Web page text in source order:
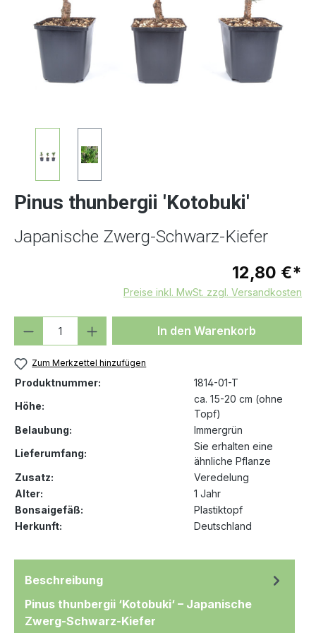
Pinus thunbergii 'Kotobuki'
Japanische Zwerg-Schwarz-Kiefer
12,80 €*
Preise inkl. MwSt. zzgl. Versandkosten
Produkt Anzahl: Gib denIn den Warenkorb
Zum Merkzettel hinzufügen
Produktnummer:
1814-01-T
Höhe:
ca. 15-20 cm (ohne
Topf)
Belaubung:
Immergrün
Lieferumfang:
Sie erhalten eine
ähnliche Pflanze
Zusatz:
Veredelung
Alter:
1 Jahr
Bonsaigefäß:
Plastiktopf
Herkunft:
Deutschland
Beschreibung
Pinus thunbergii ‘Kotobuki‘ – Japanische
Zwerg-Schwarz-Kiefer